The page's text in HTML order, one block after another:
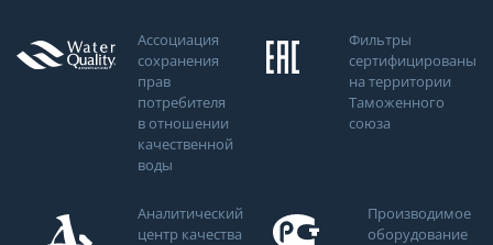
Ассоциация
сохранения
прав
потребителя
в отношении
качественной
воды
Фильтры
сертифицированы
на территории
Таможенного
союза
Аналитический
центр качества
Производимое
оборудование